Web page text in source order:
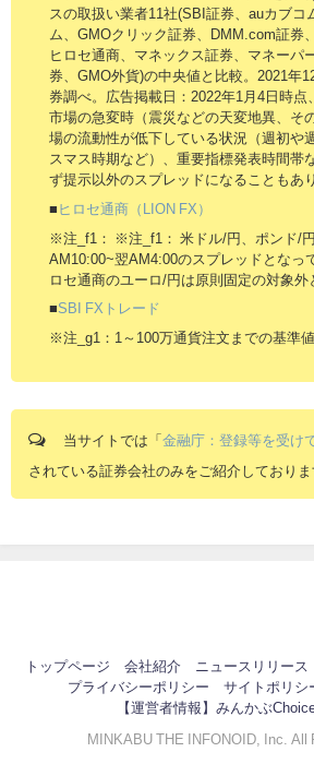
スの取扱い業者11社(SBI証券、auカブコ
ム、GMOクリック証券、DMM.com証券
ヒロセ通商、マネックス証券、マネーパ
券、GMO外貨)の中央値と比較。2021年
券調べ。広告掲載日：2022年1月4日時点
市場の急変時（震災などの天変地異、そ
場の流動性が低下している状況（週初や
スマス時期など）、重要指標発表時間帯
ず提示以外のスプレッドになることもあ
■ ヒロセ通商（LION FX）
※注_f1： ※注_f1： 米ドル/円、ポンド/
AM10:00~翌AM4:00のスプレッドとなっ
ロセ通商のユーロ/円は原則固定の対象外
■SBI FXトレード
※注_g1：1～100万通貨注文までの基準値
当サイトでは「 金融庁：登録等を受け
されている証券会社のみをご紹介しておりま
トップページ 会社紹介 ニュースリリース
プライバシーポリシー
サイトポリシ
【運営者情報】みんかぶ
© MINKABU THE INFONOID, Inc. All